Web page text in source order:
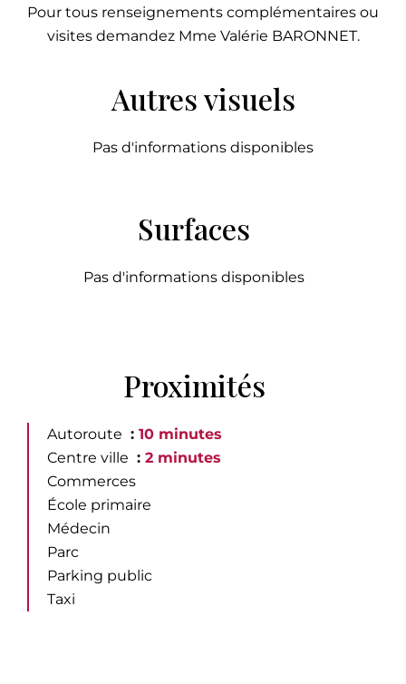
Pour tous renseignements complémentaires ou
visites demandez Mme Valérie BARONNET.
Autres visuels
Pas d'informations disponibles
Surfaces
Pas d'informations disponibles
Proximités
Autoroute
10 minutes
Centre ville
2 minutes
Commerces
École primaire
Médecin
Parc
Parking public
Taxi